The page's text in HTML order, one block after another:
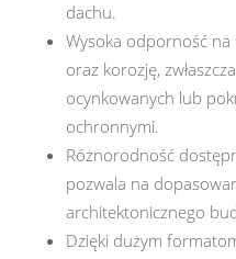
dachu.
Wysoka odporność
oraz korozję,
ocynkowanych lub
ochronnymi.
Różnorodność
pozwala na
architektonicznego
Dzięki dużym